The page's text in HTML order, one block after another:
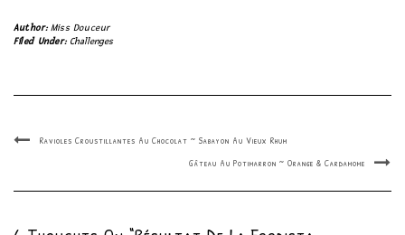
Author: Miss Douceur
Filed Under: Challenges
Ravioles Croustillantes Au Chocolat ~ Sabayon Au Vieux Rhum
Gâteau Au Potimarron ~ Orange & Cardamome